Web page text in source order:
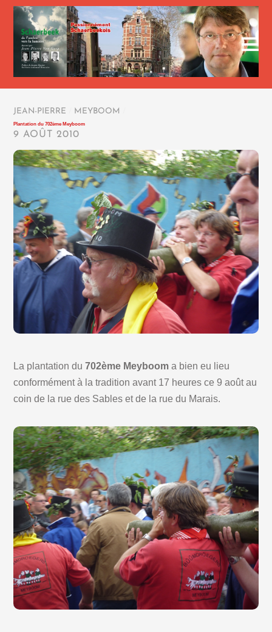
JEAN-PIERRE MEYBOOM
Plantation du 702ème Meyboom
9 AOÛT 2010
La plantation du 702ème Meyboom a bien eu lieu
conformément à la tradition avant 17 heures ce 9 août au
coin de la rue des Sables et de la rue du Marais.